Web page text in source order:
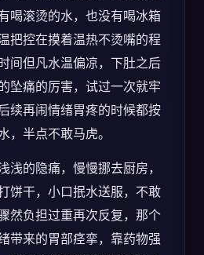
喝滚烫的水，也没有喝冰箱
把控在摸着温热不烫嘴的程
间但凡水温偏凉，下肚之后
坠痛的厉害，试过一次就牢
续再闹情绪胃疼的时候都按
，半点不敢马虎。
浅的隐痛，慢慢挪去厨房，
饼干，小口抿水送服，不敢
然负担过重再次反复，那个
带来的胃部痉挛，靠药物强